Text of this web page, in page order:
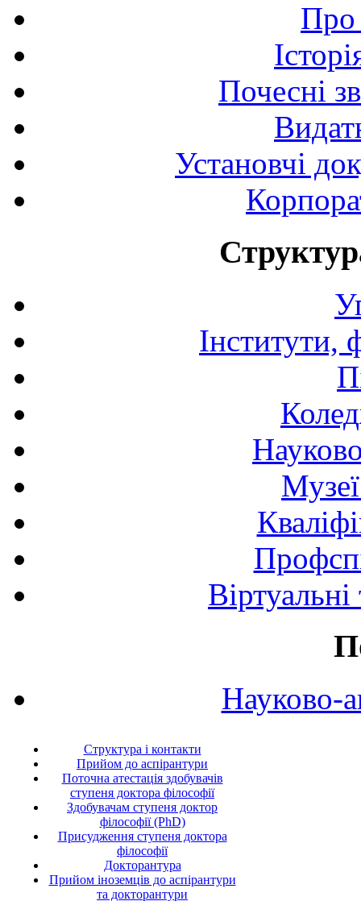
Про
Почесні
Установчі
Інститути,
Науково-
Структура і контакти
Прийом до аспірантури
Поточна атестація здобувачів
ступеня доктора філософії
Здобувачам ступеня доктор
філософії (PhD)
Присудження ступеня доктора
філософії
Докторантура
Прийом іноземців до аспірантури
та докторантури